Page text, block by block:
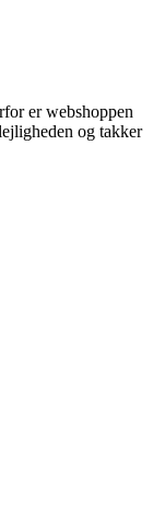
er webshoppen
og takker